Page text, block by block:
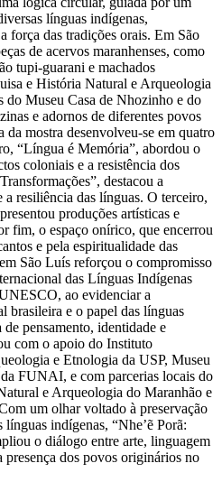
línguas indígenas,
força das tradições orais. Em São
de acervos maranhenses, como
tupi-guarani e machados
e História Natural e Arqueologia
do Museu Casa de Nhozinho e do
e adornos de diferentes povos
mostra desenvolveu-se em quatro
“Língua é Memória”, abordou o
coloniais e a resistência dos
destacou a
a resiliência das línguas. O terceiro,
produções artísticas e
fim, o espaço onírico, que encerrou
e pela espiritualidade das
São Luís reforçou o compromisso
das Línguas Indígenas
ao evidenciar a
brasileira e o papel das línguas
pensamento, identidade e
com o apoio do Instituto
e Etnologia da USP, Museu
FUNAI, e com parcerias locais do
e Arqueologia do Maranhão e
um olhar voltado à preservação
indígenas, “Nhe’ẽ Porã:
o diálogo entre arte, linguagem
presença dos povos originários no